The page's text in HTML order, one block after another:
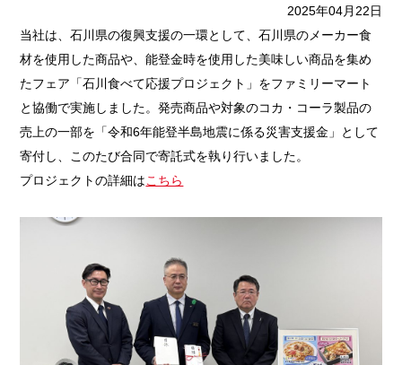
2025年04月22日
当社は、石川県の復興支援の一環として、石川県のメーカー食
材を使用した商品や、能登金時を使用した美味しい商品を集め
たフェア「石川食べて応援プロジェクト」 をファミリーマート
と協働で実施し ました。発売商品や対象のコカ・コーラ製品の
売上の一部を 「令和6年能登半島地震に係る災害支援金」として
寄付し、 このたび合同で寄託式を執り行いました。
プロジェクトの詳細はこちら